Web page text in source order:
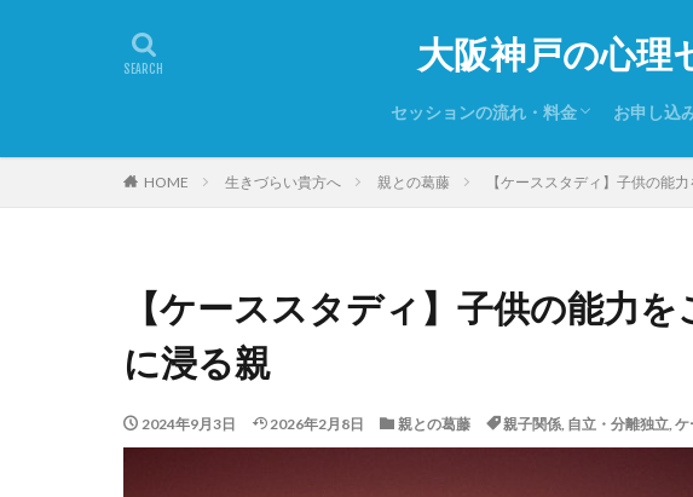
大阪神戸の心理
セッションの流れ・料金
セッションをお断りするケース
ご予約について
初めての方は必ずお読みください
よくあるご質問
プライバシーポリシー・免責事項そ
お申し込
HOME 生きづらい貴方へ 親との葛藤 【ケーススタディ】子供の能
【ケーススタディ】子供の能力
に浸る親
2024年9月3日 2026年2月8日 親との葛藤 親子関係, 自立・分離独立, ケ